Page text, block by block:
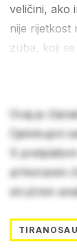
veličini, ako
nije rijetkost
zuba, koji
Ovaj je
Cjelokupni
S
arhiviranim
stručnim